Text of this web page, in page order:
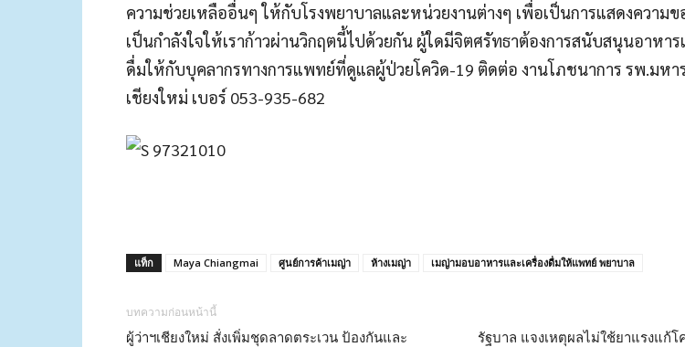
ความช่วยเหลืออื่นๆ ให้กับโรงพยาบาลและหน่วยงานต่างๆ เพื่อเป็นการแสดงความ
เป็นกำลังใจให้เราก้าวผ่านวิกฤตนี้ไปด้วยกัน ผู้ใดมีจิตศรัทธาต้องการสนับสนุนอาหาร
ดื่มให้กับบุคลากรทางการแพทย์ที่ดูแลผู้ป่วยโควิด-19 ติดต่อ งานโภชนาการ รพ.มหา
เชียงใหม่ เบอร์ 053-935-682
แท็ก Maya Chiangmai ศูนย์การค้าเมญ่า ห้างเมญ่า เมญ่ามอบอาหารและเครื่องดื่มให้แพทย์ พยาบาล
บทความก่อนหน้านี้
ผู้ว่าฯเชียงใหม่ สั่งเพิ่มชุดลาดตระเวน ป้องกันและ
รัฐบาล แจงเหตุผลไม่ใช้ยาแรงแก้